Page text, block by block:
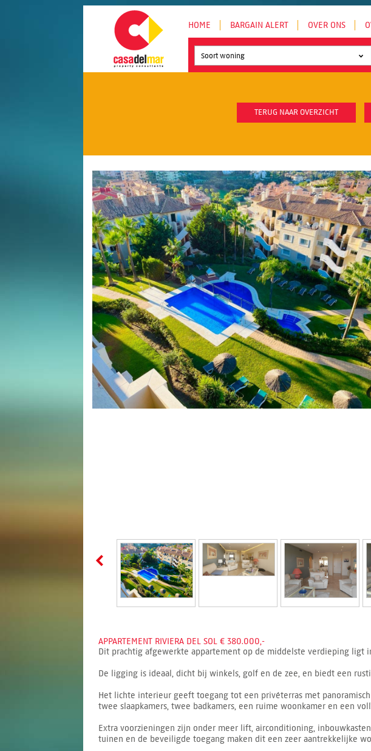
HOME BARGAIN ALERT OVER ONS
Soort woning
TERUG NAAR OVERZICHT
APPARTEMENT RIVIERA DEL SOL € 380.000,-
Dit prachtig afgewerkte appartement op de middelste verdieping ligt
De ligging is ideaal, dicht bij winkels, golf en de zee, en biedt een
Het lichte interieur geeft toegang tot een privéterras met
twee slaapkamers, twee badkamers, een ruime woonkamer en een
Extra voorzieningen zijn onder meer lift, airconditioning,
tuinen en de beveiligde toegang maken dit een zeer aantrekkelijke